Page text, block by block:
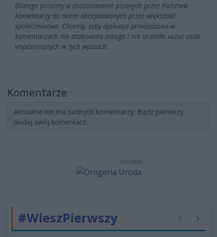
Dlatego prosimy o dostosowanie pisanych przez Państwa
komentarzy do norm akceptowanych przez większość
społeczeństwa. Chcemy, żeby dyskusja prowadzona w
komentarzach nie atakowała nikogo i nie urażała uczuć osób
wspominanych w tych wpisach.
Komentarze
Aktualnie nie ma żadnych komentarzy. Bądź pierwszy,
dodaj swój komentarz.
REKLAMA
#WieszPierwszy Poprzednie